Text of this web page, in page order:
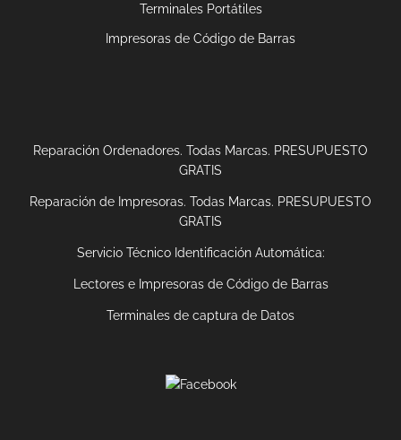
Terminales Portátiles
Impresoras de Código de Barras
Reparación Ordenadores. Todas Marcas. PRESUPUESTO
GRATIS
Reparación de Impresoras. Todas Marcas. PRESUPUESTO
GRATIS
Servicio Técnico Identificación Automática:
Lectores e Impresoras de Código de Barras
Terminales de captura de Datos